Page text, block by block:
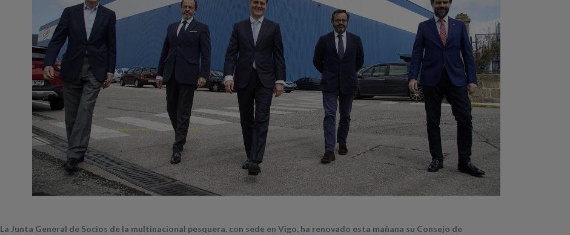
La Junta General de Socios de la multinacional pesquera, con sede en Vigo, ha renovado esta mañana su Consejo de